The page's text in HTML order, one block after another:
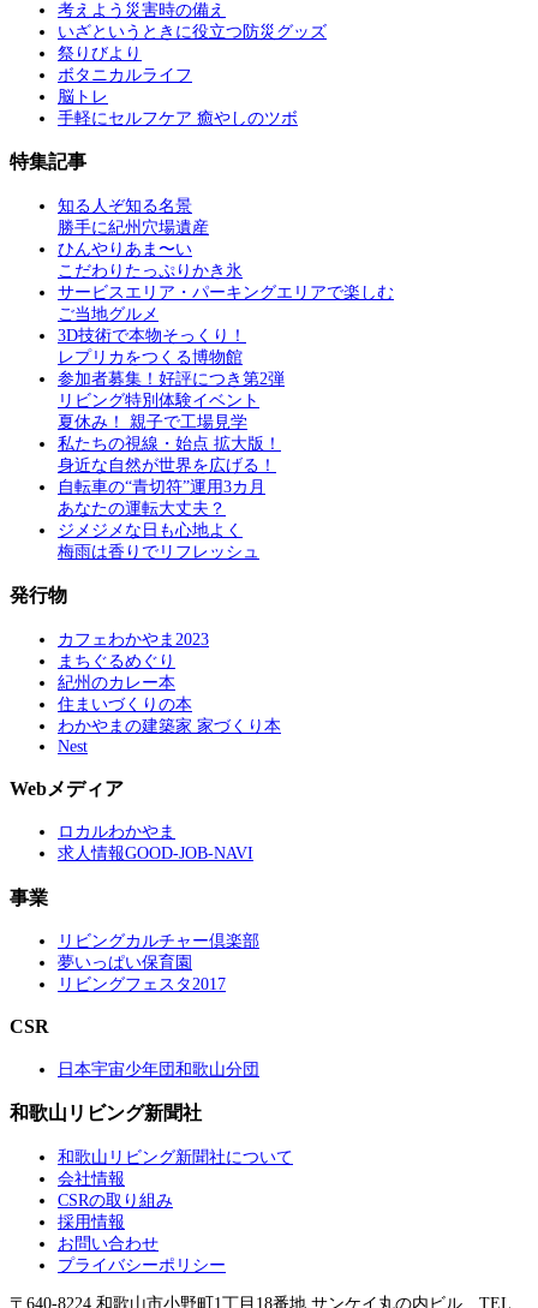
考えよう災害時の備え
いざというときに役立つ防災グッズ
祭りびより
ボタニカルライフ
脳トレ
手軽にセルフケア 癒やしのツボ
特集記事
知る人ぞ知る名景
勝手に紀州穴場遺産
ひんやりあま〜い
こだわりたっぷりかき氷
サービスエリア・パーキングエリアで楽しむ
ご当地グルメ
3D技術で本物そっくり！
レプリカをつくる博物館
参加者募集！好評につき第2弾
リビング特別体験イベント
夏休み！ 親子で工場見学
私たちの視線・始点 拡大版！
身近な自然が世界を広げる！
自転車の“青切符”運用3カ月
あなたの運転大丈夫？
ジメジメな日も心地よく
梅雨は香りでリフレッシュ
発行物
カフェわかやま2023
まちぐるめぐり
紀州のカレー本
住まいづくりの本
わかやまの建築家 家づくり本
Nest
Webメディア
ロカルわかやま
求人情報GOOD-JOB-NAVI
事業
リビングカルチャー倶楽部
夢いっぱい保育園
リビングフェスタ2017
CSR
日本宇宙少年団和歌山分団
和歌山リビング新聞社
和歌山リビング新聞社について
会社情報
CSRの取り組み
採用情報
お問い合わせ
プライバシーポリシー
〒640-8224 和歌山市小野町1丁目18番地 サンケイ丸の内ビル TEL